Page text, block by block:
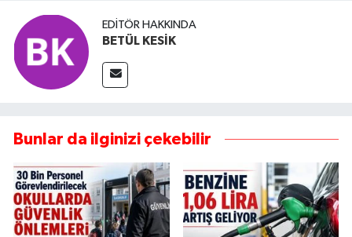
EDITÖR HAKKINDA
BETÜL KESİK
Bunlar da ilginizi çekebilir